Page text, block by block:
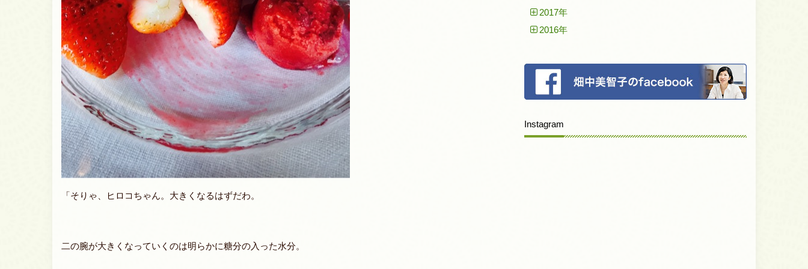
「そりゃ、ヒロコちゃん。大きくなるはずだわ。
二の腕が大きくなっていくのは明らかに糖分の入った水分。
2017年
2016年
Instagram